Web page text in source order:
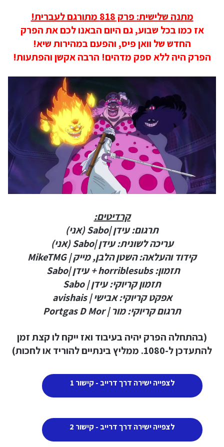
מתנה שלישית: פרק 818 מתורגם לעברית!
אז כמו בכל שבוע, גם היום הבאנו לכם את הפרק
החדש של וואן פיס, והפעם במהירות שיא!
הפרק היה ללא ספק מדהים! הרבה אקשן והפתעות!
קרדיטים:
תרגום: עידן |Sabo (אני)
עריכה לשונית: עידן |Sabo (אני)
קידוד והעלאה: השטן הלבן, מייק | MikeTMG
תזמון: horriblesubs + עידן |Sabo
תזמון קריוקי: עידן | Sabo
אפקט קריוקי: אבישי | avishais
תרגום קריוקי: מור | Portgas D Mor
(בהתחלה הפרק יהיה בעיבוד ואז ייקח לו קצת זמן
להתעדכן ל-1080. ממליץ בינתיים להוריד או לחכות)
לצפייה ישירה דרך דרייב - קישור 1
לצפייה ישירה דרך דרייב - קישור 2